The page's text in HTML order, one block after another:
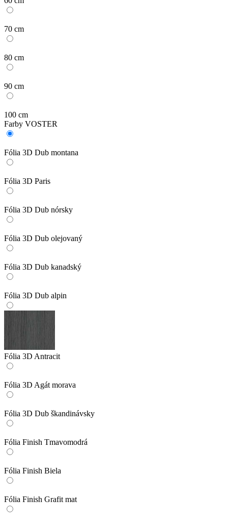
70 cm
80 cm
90 cm
100 cm
Farby VOSTER
Fólia 3D Dub montana
Fólia 3D Paris
Fólia 3D Dub nórsky
Fólia 3D Dub olejovaný
Fólia 3D Dub kanadský
Fólia 3D Dub alpin
Fólia 3D Antracit
Fólia 3D Agát morava
Fólia 3D Dub škandinávsky
Fólia Finish Tmavomodrá
Fólia Finish Biela
Fólia Finish Grafit mat